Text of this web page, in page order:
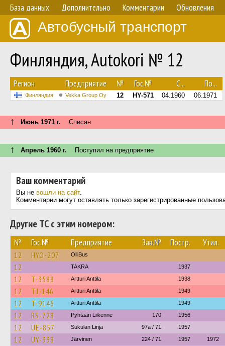
База данных Дополнительно Комментарии Обновления
Автобусный транспорт
Финляндия, Autokori № 12
Регион Предприятие № Гос.№ С... По...
Финляндия Vekka Group Oy 12 HY-571 04.1960 06.1971
↑ Июнь 1971 г. Списан
↑ Апрель 1960 г. Поступил на предприятие
Ваш комментарий
Вы не вошли на сайт.
Комментарии могут оставлять только зарегистрированные
Другие ТС с этим номером:
№ Гос.№ Предприятие Зав.№ Постр. Утил.
12 HYO-207 OlliBus
12 TAKRA 1937
12 T-3588 Artturi Anttila 1938
12 TJ-146 Artturi Anttila 1949
12 T-9146 Artturi Anttila 1949
12 RS-728 Pyhtään Liikenne 170 1956
12 UE-857 Sukulan Linja 97a / 71 1957
12 UY-338 Järvinen 224 / 71 1957 1972